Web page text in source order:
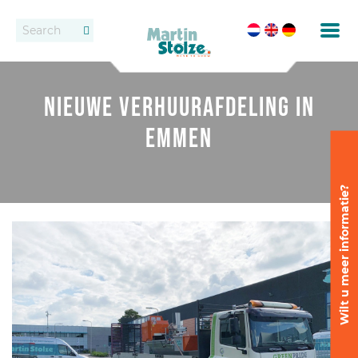
Nieuwe verhuurafdeling in
Emmen
Wilt u meer informatie?
Transportbanden
Rollenbanen
Uitzetten en wijderzetten
Afleveren
Afleversystemen
Dozen transport
Vacatures
Contact
Dealers